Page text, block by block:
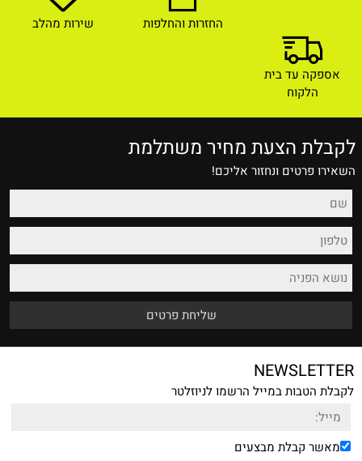
החזרות והחלפות שירות מהלב
אספקה עד בית
הלקוח
לקבלת הצעת מחיר משתלמת
השאירו פרטים ונחזור אליכם!
NEWSLETTER
לקבלת הטבות במייל הרשמו לניוזלטר
מאשר קבלת מבצעים